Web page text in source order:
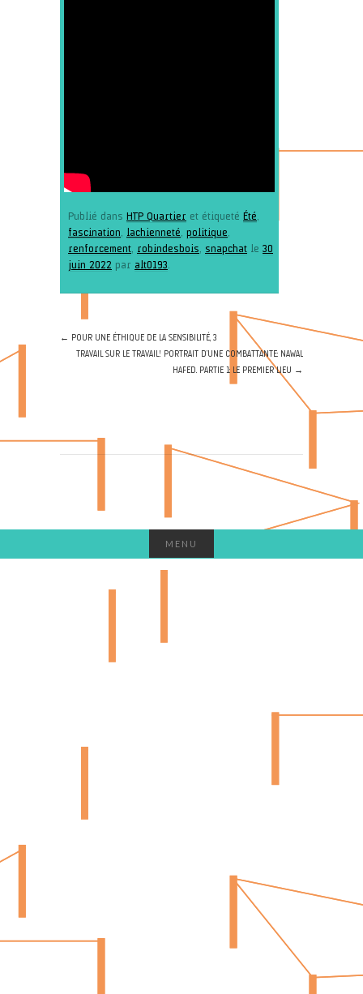
Publié dans HTP Quartier et étiqueté Été,
fascination, lachienneté, politique,
renforcement, robindesbois, snapchat le 30
juin 2022 par alt0193.
←
POUR UNE ÉTHIQUE DE LA SENSIBILITÉ, 3
TRAVAIL SUR LE TRAVAIL! PORTRAIT D’UNE COMBATTANTE: NAWAL
HAFED. PARTIE 1: LE PREMIER LIEU →
MENU